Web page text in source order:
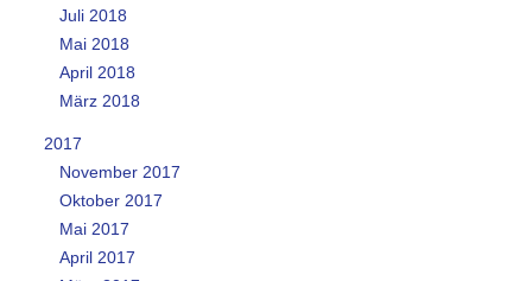
Juli 2018
Mai 2018
April 2018
März 2018
2017
November 2017
Oktober 2017
Mai 2017
April 2017